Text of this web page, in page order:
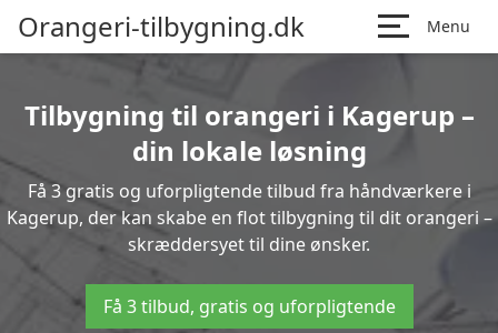
Orangeri-tilbygning.dk Menu
Tilbygning til orangeri i Kagerup –
din lokale løsning
Få 3 gratis og uforpligtende tilbud fra håndværkere i
Kagerup, der kan skabe en flot tilbygning til dit orangeri –
skræddersyet til dine ønsker.
Få 3 tilbud, gratis og uforpligtende